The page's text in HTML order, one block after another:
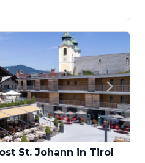
St. Johann in Tirol